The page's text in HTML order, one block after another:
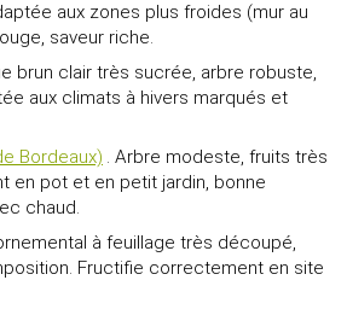
aux zones plus froides (mur au
saveur riche.
brun clair très sucrée, arbre robuste,
aux climats à hivers marqués et
Bordeaux) . Arbre modeste, fruits très
en pot et en petit jardin, bonne
chaud.
à feuillage très découpé,
Fructifie correctement en site